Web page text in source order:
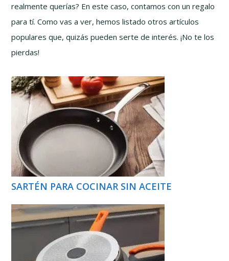
realmente querías? En este caso, contamos con un regalo
para tí. Como vas a ver, hemos listado otros artículos
populares que, quizás pueden serte de interés. ¡No te los
pierdas!
SARTÉN PARA COCINAR SIN ACEITE